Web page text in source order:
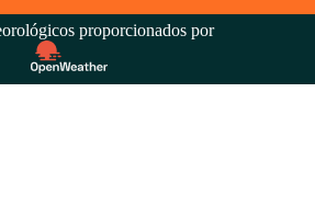
proporcionados por